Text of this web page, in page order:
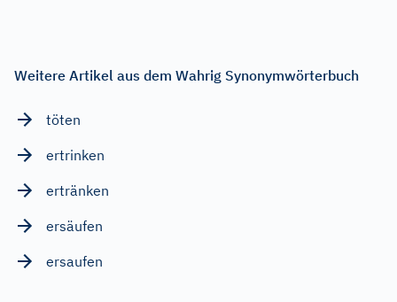
Weitere Artikel aus dem Wahrig Synonymwörterbuch
töten
ertrinken
ertränken
ersäufen
ersaufen